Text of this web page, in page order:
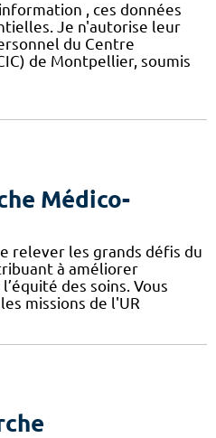
, ces données
Je n'autorise leur
du Centre
de Montpellier, soumis
Médico-
relever les grands défis du
à améliorer
des soins. Vous
missions de l'UR